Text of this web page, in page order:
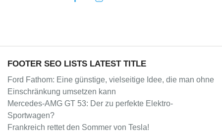
FOOTER SEO LISTS LATEST TITLE
Ford Fathom: Eine günstige, vielseitige Idee, die man ohne
Einschränkung umsetzen kann
Mercedes-AMG GT 53: Der zu perfekte Elektro-
Sportwagen?
Frankreich rettet den Sommer von Tesla!